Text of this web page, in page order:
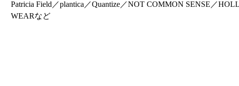
Patricia Field／plantica／Quantize／NOT COMMON SENSE／
WEARなど